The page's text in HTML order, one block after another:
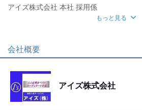
応募時のメリット
アイズ株式会社 本社 採用係
【TEL応募】
9:00～18:00は
電話応募は「バイトルを見た」
と言って頂けるとスムーズです。
もっと見る
会社概要
アイズ株式会社